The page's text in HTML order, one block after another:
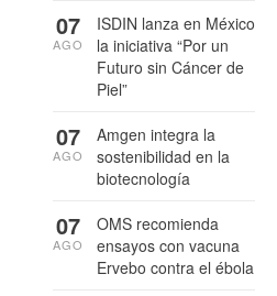
ISDIN lanza en México
la iniciativa “Por un
Futuro sin Cáncer de
Piel”
07
AGO
Amgen integra la
sostenibilidad en la
biotecnología
07
AGO
OMS recomienda
ensayos con vacuna
Ervebo contra el ébola
07
AGO